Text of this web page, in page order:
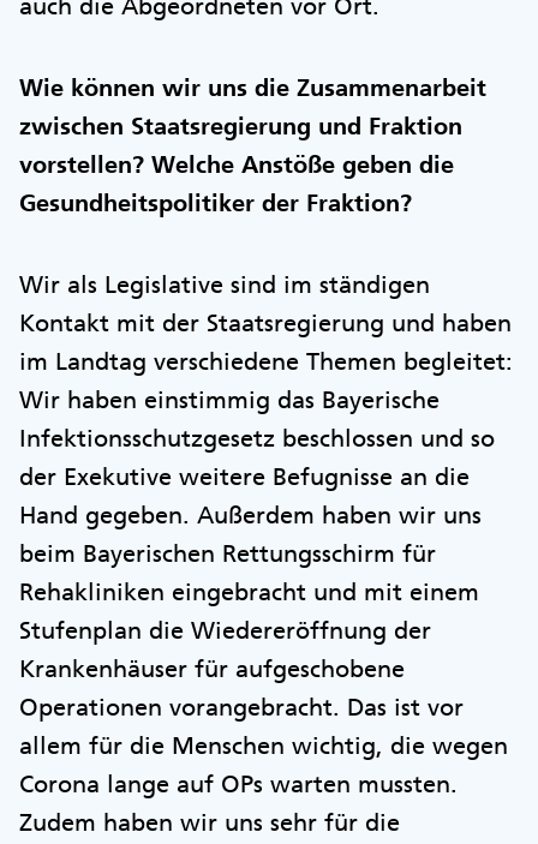
Wie können wir uns die Zusammenarbeit
zwischen Staatsregierung und Fraktion
vorstellen? Welche Anstöße geben die
Gesundheitspolitiker der Fraktion?
Wir als Legislative sind im ständigen
Kontakt mit der Staatsregierung und haben
im Landtag verschiedene Themen begleitet:
Wir haben einstimmig das Bayerische
Infektionsschutzgesetz beschlossen und so
der Exekutive weitere Befugnisse an die
Hand gegeben. Außerdem haben wir uns
beim Bayerischen Rettungsschirm für
Rehakliniken eingebracht und mit einem
Stufenplan die Wiedereröffnung der
Krankenhäuser für aufgeschobene
Operationen vorangebracht. Das ist vor
allem für die Menschen wichtig, die wegen
Corona lange auf OPs warten mussten.
Zudem haben wir uns sehr für die